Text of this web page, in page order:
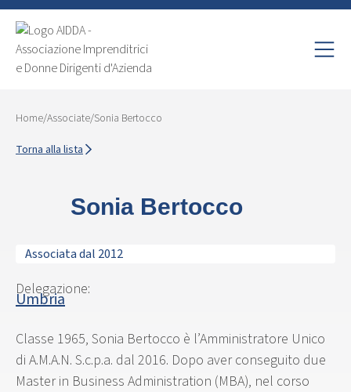
Home/Associate/Sonia Bertocco
Torna alla lista
Sonia Bertocco
Associata dal 2012
Delegazione:
Umbria
Classe 1965, Sonia Bertocco è l’Amministratore Unico
di A.M.A.N. S.c.p.a. dal 2016. Dopo aver conseguito due
Master in Business Administration (MBA), nel corso